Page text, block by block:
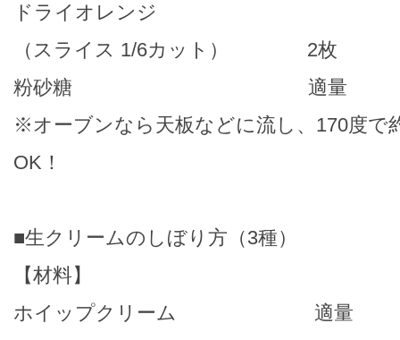
ドライオレンジ
（スライス 1/6カット） 2枚
粉砂糖 適量
※オーブンなら天板などに流し、170度で
OK！
■生クリームのしぼり方（3種）
【材料】
ホイップクリーム 適量